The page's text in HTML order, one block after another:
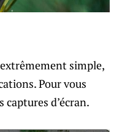
simple,
Pour vous
d’écran.